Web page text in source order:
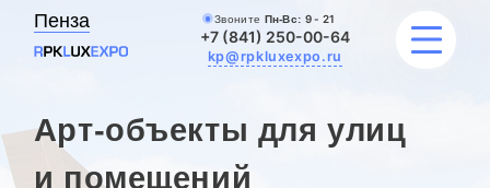
Пенза Звоните Пн-Вс: 9 - 21
+7 (841) 250-00-64
kp@rpkluxexpo.ru
УСЛУГИ
Арт-объекты для улиц
и помещений